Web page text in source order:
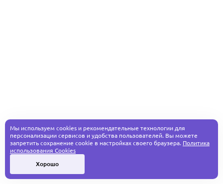
Мы используем cookies и рекомендательные технологии для
персонализации сервисов и удобства пользователей. Вы можете
запретить сохранение cookie в настройках своего браузера. Политика
использования Cookies
Хорошо